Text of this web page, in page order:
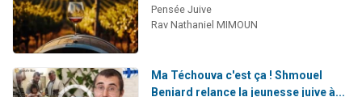
Pensée Juive
Rav Nathaniel MIMOUN
Ma Téchouva c'est ça ! Shmouel
Beniard relance la jeunesse juive à...